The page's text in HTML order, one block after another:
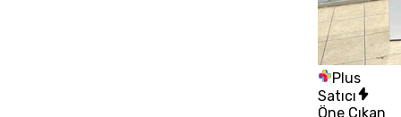
Plus
Satıcı
Öne Çıkan